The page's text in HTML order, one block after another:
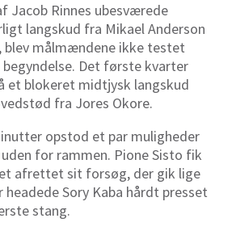
Jacob Rinnes ubesværede
langskud fra Mikael Anderson
blev målmændene ikke testet
Det første kvarter
et blokeret midtjysk langskud
fra Jores Okore.
opstod et par muligheder
for rammen. Pione Sisto fik
afrettet sit forsøg, der gik lige
Sory Kaba hårdt presset
stang.